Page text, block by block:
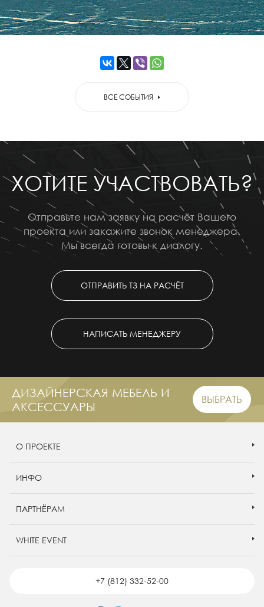
ВСЕ СОБЫТИЯ
ХОТИТЕ УЧАСТВОВАТЬ?
Отправьте нам заявку на расчёт Вашего
проекта или закажите звонок менеджера.
Мы всегда готовы к диалогу.
ОТПРАВИТЬ ТЗ НА РАСЧЁТ
НАПИСАТЬ МЕНЕДЖЕРУ
ДИЗАЙНЕРСКАЯ МЕБЕЛЬ И
АКСЕССУАРЫ
ВЫБРАТЬ
О ПРОЕКТЕ
ИНФО
ПАРТНЁРАМ
WHITE EVENT
+7 (812) 332-52-00